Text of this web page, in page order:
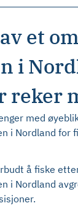
et
i
reker
med
i Nordland for
å fiske
i Nordland